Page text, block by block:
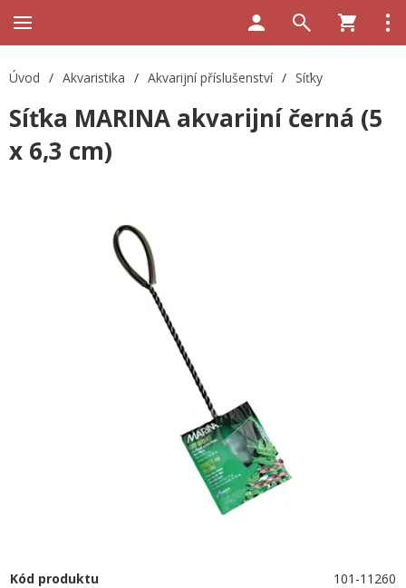
Úvod / Akvaristika / Akvarijní příslušenství / Síťky
Síťka MARINA akvarijní černá (5
x 6,3 cm)
Kód produktu
101-11260